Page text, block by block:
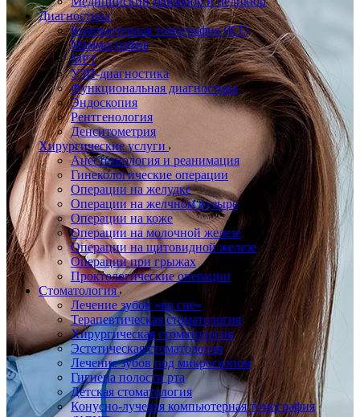
Диагностика
Компьютерная томография (КТ)
Маммография
МРТ
УЗИ-диагностика
Функциональная диагностика
Эндоскопия
Рентгенология
Денситометрия
Хирургические услуги
Анестезиология и реанимация
Гинекологические операции
Операции на желудке
Операции на желчном пузыре
Операции на коже
Операции на молочной железе
Операции на щитовидной железе
Операции при грыжах
Проктологические операции
Стоматология
Лечение зубов «во сне»
Терапевтическая стоматология
Хирургическая стоматология
Эстетическая стоматология
Лечение зубов под микроскопом
Гигиена полости рта
Детская стоматология
Конусно-лучевая компьютерная томография